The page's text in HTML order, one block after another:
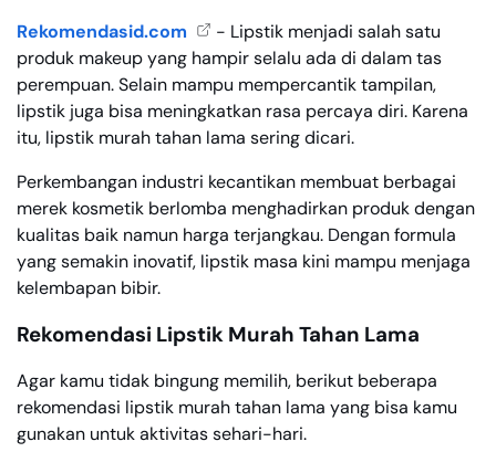
Rekomendasid.com
- Lipstik menjadi salah satu
produk makeup yang hampir selalu ada di dalam tas
perempuan. Selain mampu mempercantik tampilan,
lipstik juga bisa meningkatkan rasa percaya diri. Karena
itu, lipstik murah tahan lama sering dicari.
Perkembangan industri kecantikan membuat berbagai
merek kosmetik berlomba menghadirkan produk dengan
kualitas baik namun harga terjangkau. Dengan formula
yang semakin inovatif, lipstik masa kini mampu menjaga
kelembapan bibir.
Rekomendasi Lipstik Murah Tahan Lama
Agar kamu tidak bingung memilih, berikut beberapa
rekomendasi lipstik murah tahan lama yang bisa kamu
gunakan untuk aktivitas sehari-hari.